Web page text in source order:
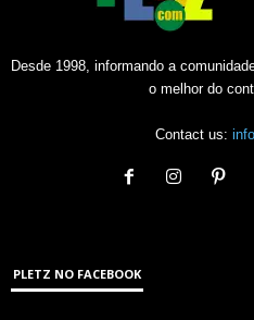
Desde 1998, informando a
o melhor do
Contact us:
PLETZ NO FACEBOOK